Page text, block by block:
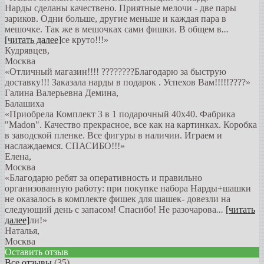
Нарды сделаны качествено. Приятные мелочи - две пары
зариков. Одни больше, другие меньше и каждая пара в
мешочке. Так же в мешочках сами фишки. В общем в...
[читать далее]се круто!!!»
Кудрявцев,
Москва
«Отличный магазин!!!! ????????Благодарю за быструю
доставку!!! Заказала нарды в подарок . Успехов Вам!!!!!????»
Галина Валерьевна Демина,
Балашиха
«Приобрела Комплект 3 в 1 подарочный 40х40. Фабрика
"Madon". Качество прекрасное, все как на картинках. Коробка
в заводской пленке. Все фигуры в наличии. Играем и
наслаждаемся. СПАСИБО!!!»
Елена,
Москва
«Благодарю ребят за оперативность и правильно
организованную работу: при покупке набора Нарды+шашки
не оказалось в комплекте фишек для шашек- довезли на
следующий день с запасом! Спасибо! Не разочарова... [читать
далее]ли!»
Наталья,
Москва
Оставить отзыв